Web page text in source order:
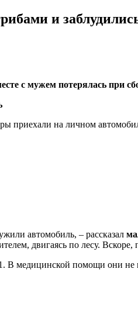
и
с мужем потерялась при
приехали на личном
автомобиль, – рассказал
двигаясь по лесу.
В медицинской помощи они не